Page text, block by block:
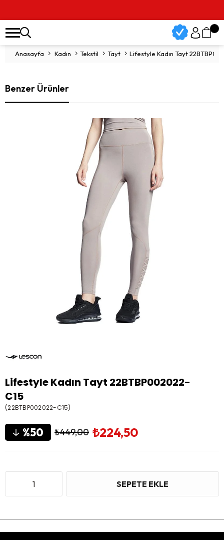
Anasayfa Kadın Tekstil Tayt Lifestyle Kadın Tayt
Benzer Ürünler
Lifestyle Kadın Tayt 22BTBP002022-
C15
(22BTBP002022-C15)
50 ₺449,00 ₺224,50